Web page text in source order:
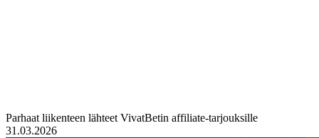
Parhaat liikenteen lähteet VivatBetin affiliate-tarjouksille
31.03.2026